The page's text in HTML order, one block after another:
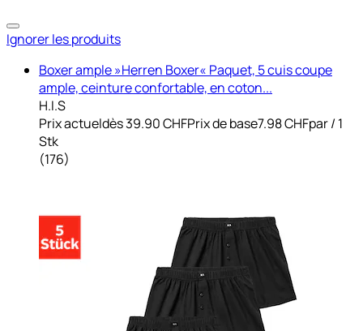
Ignorer les produits
Boxer ample »Herren Boxer« Paquet, 5 cuis coupe
ample, ceinture confortable, en coton...
H.I.S
Prix actueldès39.90 CHFPrix de base7.98 CHFpar/ 1
Stk
(176)